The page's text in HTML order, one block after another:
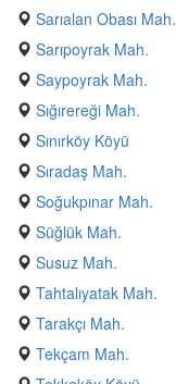
Sarıalan Obası Mah.
Sarıpoyrak Mah.
Saypoyrak Mah.
Sığırereği Mah.
Sınırköy Köyü
Sıradaş Mah.
Soğukpınar Mah.
Süğlük Mah.
Susuz Mah.
Tahtalıyatak Mah.
Tarakçı Mah.
Tekçam Mah.